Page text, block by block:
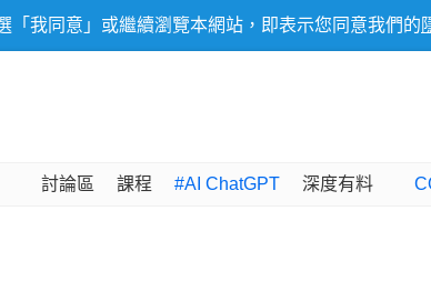
我同意」或繼續瀏覽本網站，即表示您同意我們的
討論區 課程 #AI ChatGPT 深度有料